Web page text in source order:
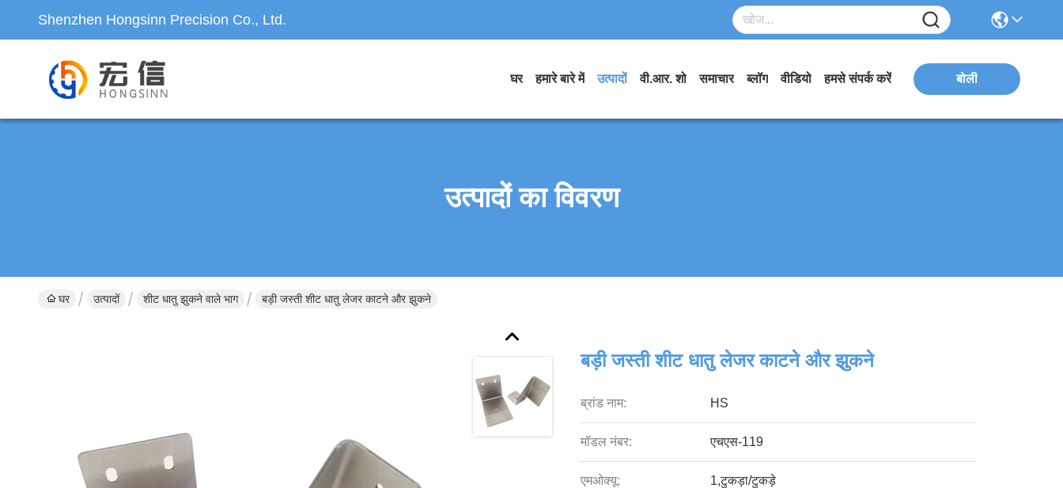
Shenzhen Hongsinn Precision Co., Ltd.
घर हमारे बारे में उत्पादों वी.आर. शो समाचार ब्लॉग वीडियो हमसे संपर्क करें बोली
उत्पादों का विवरण
घर उत्पादों शीट धातु झुकने वाले भाग बड़ी जस्ती शीट धातु लेजर काटने और झुकने
बड़ी जस्ती शीट धातु लेजर काटने और झुकने
ब्रांड नाम: HS
मॉडल नंबर: एचएस-119
एमओक्यू: 1,टुकड़ा/टुकड़े